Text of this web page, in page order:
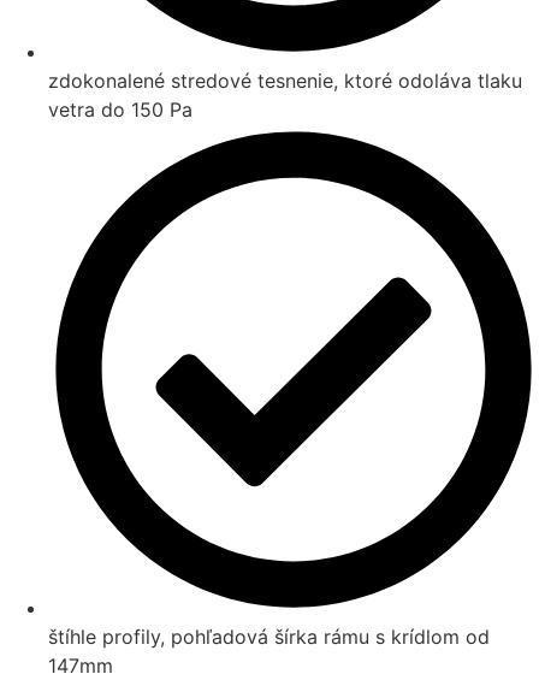
zdokonalené stredové tesnenie, ktoré odoláva tlaku
vetra do 150 Pa
štíhle profily, pohľadová šírka rámu s krídlom od
147mm